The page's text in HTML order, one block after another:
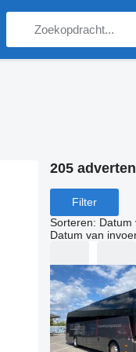
205
Filter
Sorteren: Datum
Datum van